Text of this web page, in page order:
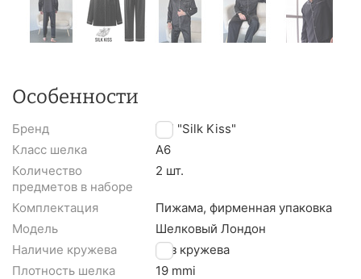
Особенности
Бренд
TM "Silk Kiss"
Класс шелка
A6
Количество
предметов в наборе
2 шт.
Комплектация
Пижама, фирменная упаковка
Модель
Шелковый Лондон
Наличие кружева
Без кружева
Плотность шелка
19 mmi